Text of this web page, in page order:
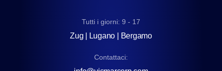
Tutti i giorni: 9 - 17
Zug | Lugano | Bergamo
Contattaci: